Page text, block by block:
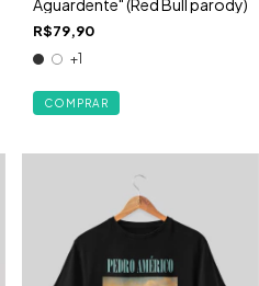
Aguardente" (Red Bull parody)
R$79,90
+1
COMPRAR